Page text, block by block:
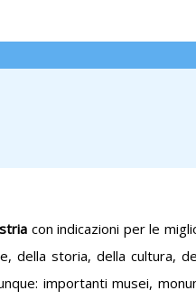
con indicazioni per le
della storia, della
importanti musei,